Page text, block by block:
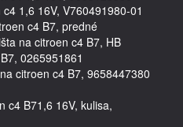
1,6 16V, V760491980-01
c4 B7, predné
na citroen c4 B7, HB
0265951861
citroen c4 B7, 9658447380
c4 B71,6 16V, kulisa,